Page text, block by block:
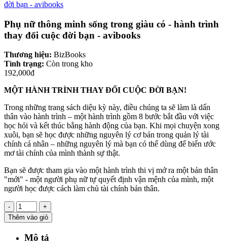
Phụ nữ thông minh sống trong giàu có - hành trình
thay đổi cuộc đời bạn - avibooks
Thương hiệu: BizBooks
Tình trạng: Còn trong kho
192,000đ
MỘT HÀNH TRÌNH THAY ĐỔI CUỘC ĐỜI BẠN!
Trong những trang sách diệu kỳ này, điều chúng ta sẽ làm là dấn
thân vào hành trình – một hành trình gồm 8 bước bắt đầu với việc
học hỏi và kết thúc bằng hành động của bạn. Khi mọi chuyện xong
xuôi, bạn sẽ học được những nguyên lý cơ bản trong quản lý tài
chính cá nhân – những nguyên lý mà bạn có thể dùng để biến ước
mơ tài chính của mình thành sự thật.
Bạn sẽ được tham gia vào một hành trình thi vị mở ra một bản thân
"mới" - một người phụ nữ tự quyết định vận mệnh của mình, một
người học được cách làm chủ tài chính bản thân.
-
+
Thêm vào giỏ
Mô tả